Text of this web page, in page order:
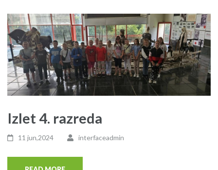
Izlet 4. razreda
11 jun,2024 interfaceadmin